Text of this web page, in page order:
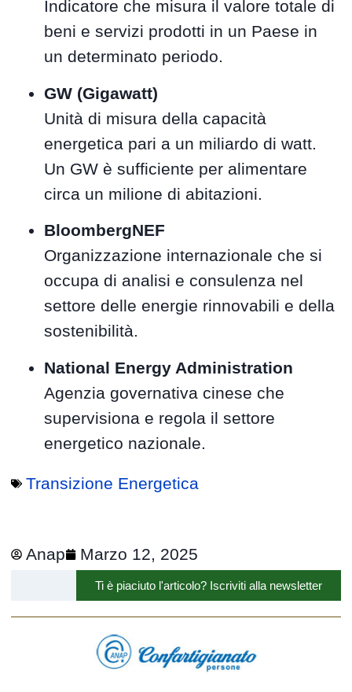
Indicatore che misura il valore totale di
beni e servizi prodotti in un Paese in
un determinato periodo.
GW (Gigawatt)
Unità di misura della capacità
energetica pari a un miliardo di watt.
Un GW è sufficiente per alimentare
circa un milione di abitazioni.
BloombergNEF
Organizzazione internazionale che si
occupa di analisi e consulenza nel
settore delle energie rinnovabili e della
sostenibilità.
National Energy Administration
Agenzia governativa cinese che
supervisiona e regola il settore
energetico nazionale.
Transizione Energetica
Anap Marzo 12, 2025
Ti è piaciuto l'articolo? Iscriviti alla newsletter